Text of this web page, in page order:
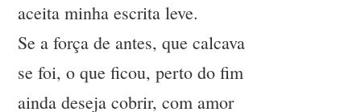
aceita minha escrita leve.
Se a força de antes, que calcava
se foi, o que ficou, perto do fim
ainda deseja cobrir, com amor